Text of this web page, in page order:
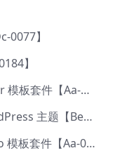
0077】
】
Jarvis – 网络安全服务 Elementor 模板套件【Aa-0035】
lmpeka v1.3.9-创意多用途 WordPress 主题【Be-0064】
Agria – 农业公司 Elementor Pro 模板套件【Aa-0003】